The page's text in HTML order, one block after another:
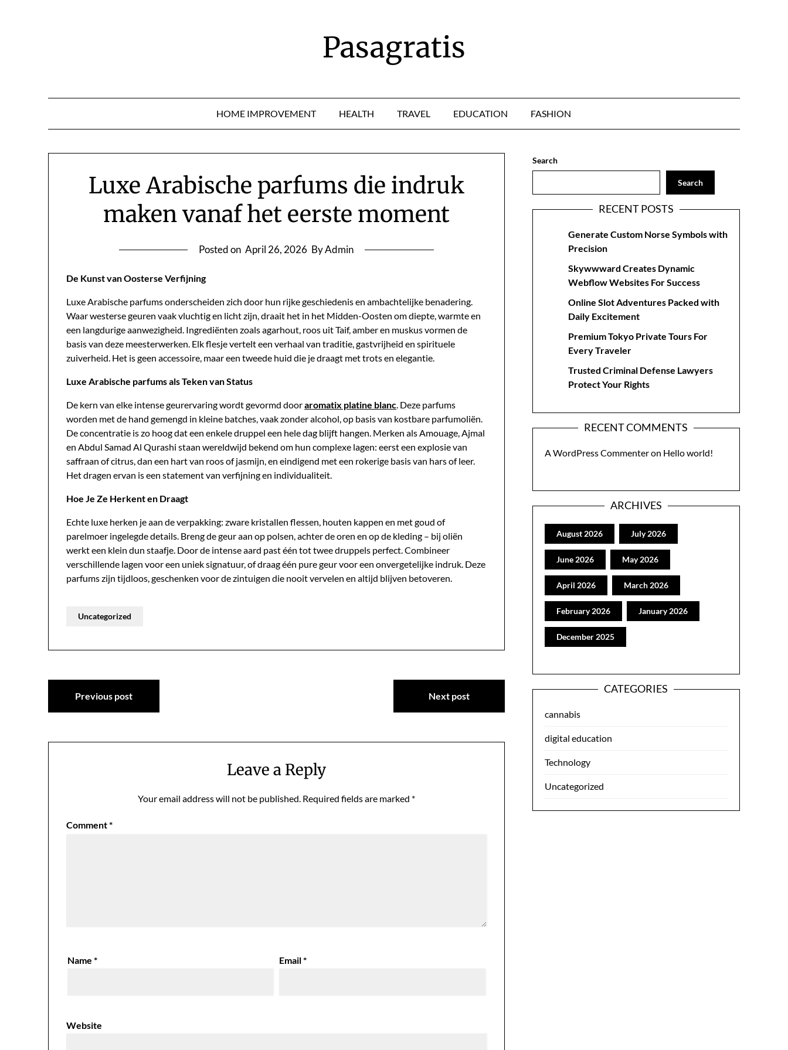
Pasagratis
HOME IMPROVEMENT HEALTH TRAVEL EDUCATION FASHION
Luxe Arabische parfums die indruk
maken vanaf het eerste moment
Posted on April 26, 2026 By Admin
De Kunst van Oosterse Verfijning
Luxe Arabische parfums onderscheiden zich door hun rijke geschiedenis en ambachtelijke benadering.
Waar westerse geuren vaak vluchtig en licht zijn, draait het in het Midden-Oosten om diepte, warmte en
een langdurige aanwezigheid. Ingrediënten zoals agarhout, roos uit Taif, amber en muskus vormen de
basis van deze meesterwerken. Elk flesje vertelt een verhaal van traditie, gastvrijheid en spirituele
zuiverheid. Het is geen accessoire, maar een tweede huid die je draagt met trots en elegantie.
Luxe Arabische parfums als Teken van Status
De kern van elke intense geurervaring wordt gevormd dooraromatix platine blanc. Deze parfums
worden met de hand gemengd in kleine batches, vaak zonder alcohol, op basis van kostbare parfumoliën.
De concentratie is zo hoog dat een enkele druppel een hele dag blijft hangen. Merken als Amouage, Ajmal
en Abdul Samad Al Qurashi staan wereldwijd bekend om hun complexe lagen: eerst een explosie van
saffraan of citrus, dan een hart van roos of jasmijn, en eindigend met een rokerige basis van hars of leer.
Het dragen ervan is een statement van verfijning en individualiteit.
Hoe Je Ze Herkent en Draagt
Echte luxe herken je aan de verpakking: zware kristallen flessen, houten kappen en met goud of
parelmoer ingelegde details. Breng de geur aan op polsen, achter de oren en op de kleding – bij oliën
werkt een klein dun staafje. Door de intense aard past één tot twee druppels perfect. Combineer
verschillende lagen voor een uniek signatuur, of draag één pure geur voor een onvergetelijke indruk. Deze
parfums zijn tijdloos, geschenken voor de zintuigen die nooit vervelen en altijd blijven betoveren.
Uncategorized
Post
navigation
Previous post Next post
Leave a Reply
Your email address will not be published. Required fields are marked *
Comment*
Name* Email*
Website
Search
Search
RECENT POSTS
Generate Custom Norse Symbols with
Precision
Skywwward Creates Dynamic
Webflow Websites For Success
Online Slot Adventures Packed with
Daily Excitement
Premium Tokyo Private Tours For
Every Traveler
Trusted Criminal Defense Lawyers
Protect Your Rights
RECENT COMMENTS
A WordPress Commenteron Hello world!
ARCHIVES
August 2026 July 2026
June 2026 May 2026
April 2026 March 2026
February 2026 January 2026
December 2025
CATEGORIES
cannabis
digital education
Technology
Uncategorized